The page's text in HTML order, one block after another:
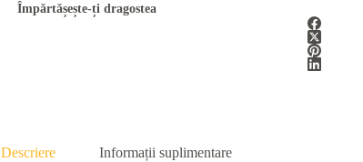
Împărtășește-ți dragostea
Descriere Informații suplimentare